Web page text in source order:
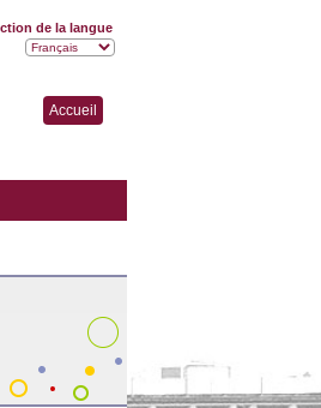
Accueil
de la langue